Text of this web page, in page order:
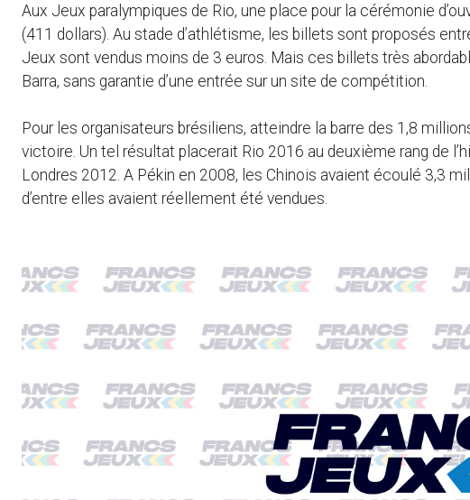
Aux Jeux paralympiques de Rio, une place pour la cérémonie
(411 dollars). Au stade d’athlétisme, les billets sont proposés
Jeux sont vendus moins de 3 euros. Mais ces billets très
Barra, sans garantie d’une entrée sur un site de compétition.
Pour les organisateurs brésiliens, atteindre la barre des 1,8
victoire. Un tel résultat placerait Rio 2016 au deuxième rang de
Londres 2012. A Pékin en 2008, les Chinois avaient écoulé 3,3
d’entre elles avaient réellement été vendues.